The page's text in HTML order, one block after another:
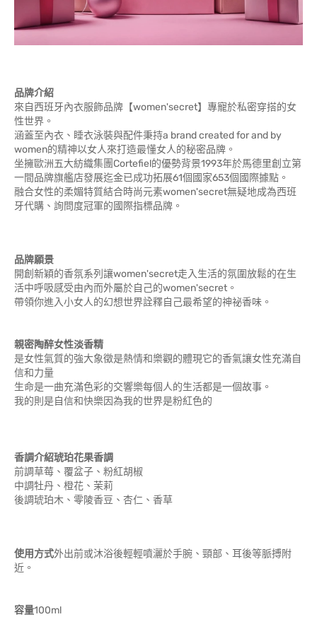
品牌介紹
來自西班牙內衣服飾品牌【women'secret】專寵於私密穿搭的女
性世界。
涵蓋至內衣、睡衣泳裝與配件秉持a brand created for and by
women的精神以女人來打造最懂女人的秘密品牌。
坐擁歐洲五大紡織集團Cortefiel的優勢背景1993年於馬德里創立第
一間品牌旗艦店發展迄金已成功拓展61個國家653個國際據點。
融合女性的柔媚特質結合時尚元素women'secret無疑地成為西班
牙代購、詢問度冠軍的國際指標品牌。
品牌願景
開創新穎的香氛系列讓women'secret走入生活的氛圍放鬆的在生
活中呼吸感受由內而外屬於自己的women'secret。
帶領你進入小女人的幻想世界詮釋自己最希望的神祕香味。
親密陶醉女性淡香精
是女性氣質的強大象徵是熱情和樂觀的體現它的香氣讓女性充滿自
信和力量
生命是一曲充滿色彩的交響樂每個人的生活都是一個故事。
我的則是自信和快樂因為我的世界是粉紅色的
香調介紹琥珀花果香調
前調草莓、覆盆子、粉紅胡椒
中調牡丹、橙花、茉莉
後調琥珀木、零陵香豆、杏仁、香草
使用方式外出前或沐浴後輕輕噴灑於手腕、頸部、耳後等脈搏附
近。
容量100ml